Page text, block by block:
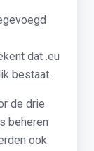
dat .eu
bestaat.
de drie
beheren
ook